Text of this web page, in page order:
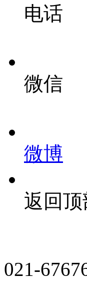
电话
微信
微博
返回顶
021-